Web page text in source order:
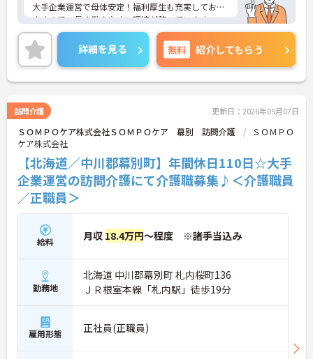
大手企業運営で母体安定！福利厚生も充実しており
ますので、長く働きやすい環境が整っています。
ご興味ある方には、面接対策ポイントなど、さらに
詳細をお話しいたしますのでお気軽にご相談くださ
い！
詳細を見る 無料 紹介してもらう
訪問介護 更新日：2026年05月07日
ＳＯＭＰＯケア株式会社ＳＯＭＰＯケア 幕別 訪問介護
ＳＯＭＰＯ
ケア株式会社
【北海道／中川郡幕別町】年間休日110日☆大手
企業運営の訪問介護にて介護職募集♪＜介護職員
／正職員＞
給料 月収 18.4万円～程度 ※諸手当込み
勤務地
北海道 中川郡幕別町 札内桜町136
ＪＲ根室本線「札内駅」徒歩19分
雇用形態 正社員(正職員)